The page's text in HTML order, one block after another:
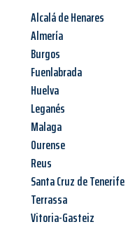
Alcalá de Henares
Almería
Burgos
Fuenlabrada
Huelva
Leganés
Malaga
Ourense
Reus
Santa Cruz de Tenerife
Terrassa
Vitoria-Gasteiz